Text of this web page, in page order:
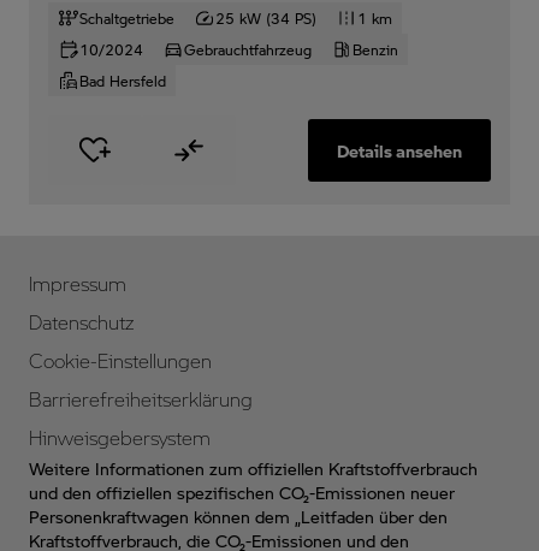
Schaltgetriebe 25 kW (34 PS)
1 km
10/2024
Gebrauchtfahrzeug
Benzin
Bad Hersfeld
Details ansehen
Impressum
Datenschutz
Cookie-Einstellungen
Barrierefreiheitserklärung
Hinweisgebersystem
Weitere Informationen zum offiziellen Kraftstoffverbrauch
und den offiziellen spezifischen CO₂-Emissionen neuer
Personenkraftwagen können dem „Leitfaden über den
Kraftstoffverbrauch, die CO₂-Emissionen und den